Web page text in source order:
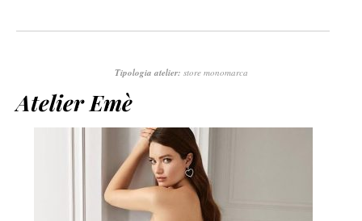
Tipologia atelier: store monomarca
Atelier Emè